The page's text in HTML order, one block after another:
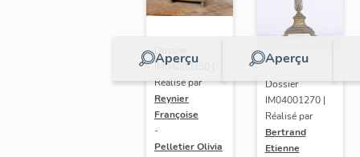
Aperçu
Dossier
IM04000350 |
Réalisé par
Reynier
Françoise
-
Pelletier Olivia
Aperçu
Dossier
IM04001270 |
Réalisé par
Bertrand
Etienne